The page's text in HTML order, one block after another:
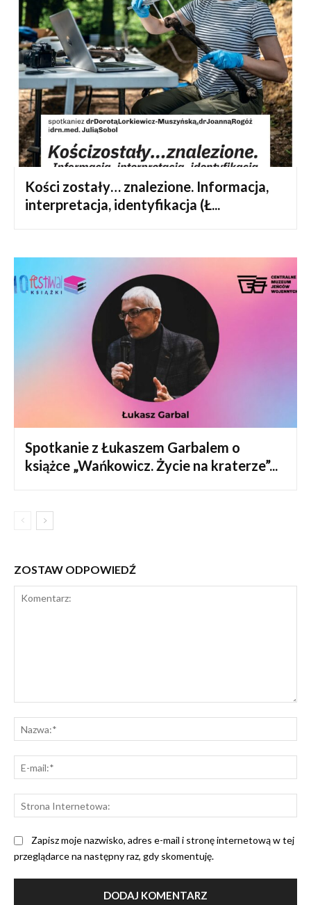
Kości zostały… znalezione. Informacja,
interpretacja, identyfikacja (Ł...
Spotkanie z Łukaszem Garbalem o
książce „Wańkowicz. Życie na kraterze”...
ZOSTAW ODPOWIEDŹ
Zapisz moje nazwisko, adres e-mail i stronę internetową w tej
przeglądarce na następny raz, gdy skomentuję.